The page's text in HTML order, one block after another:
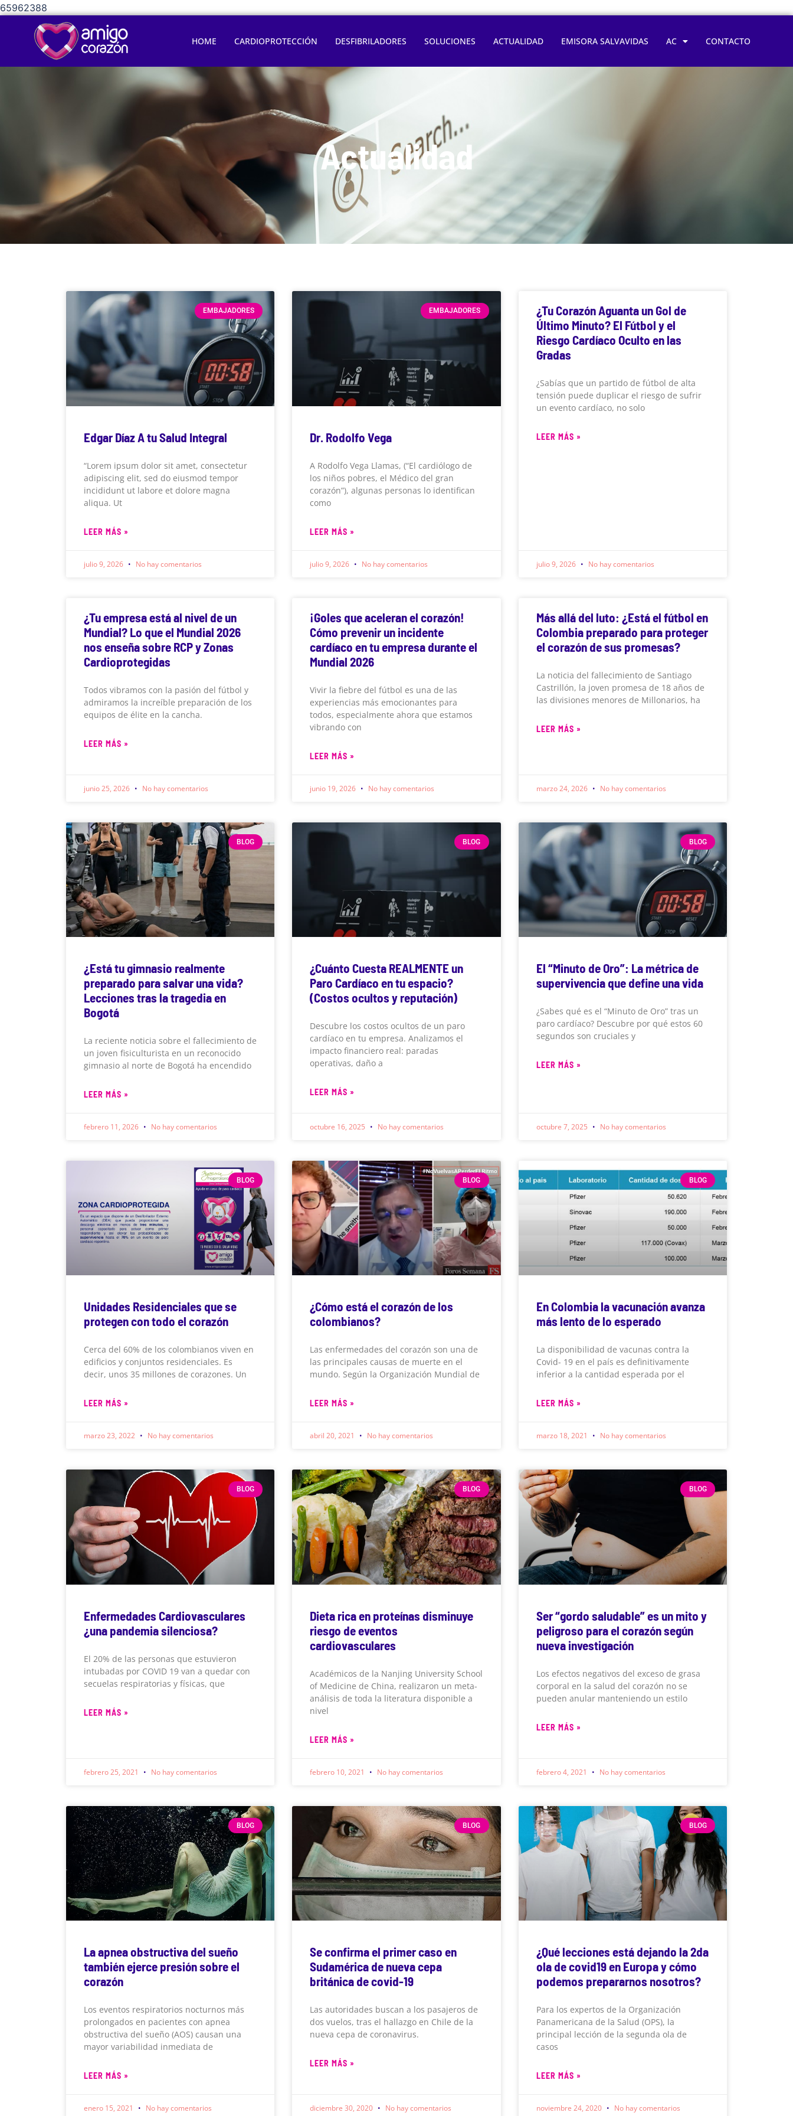
65962388
HOME CARDIOPROTECCIÓN DESFIBRILADORES SOLUCIONES ACTUALIDAD EMISORA SALVAVIDAS AC CONTACTO
Actualidad
EMBAJADORES
Edgar Díaz A tu Salud Integral
“Lorem ipsum dolor sit amet, consectetur
adipiscing elit, sed do eiusmod tempor
incididunt ut labore et dolore magna
aliqua. Ut
LEER MÁS »
julio 9, 2026 No hay comentarios
EMBAJADORES
Dr. Rodolfo Vega
A Rodolfo Vega Llamas, (“El cardiólogo de
los niños pobres, el Médico del gran
corazón”), algunas personas lo identifican
como
LEER MÁS »
julio 9, 2026 No hay comentarios
¿Tu Corazón Aguanta un Gol de
Último Minuto? El Fútbol y el
Riesgo Cardíaco Oculto en las
Gradas
¿Sabías que un partido de fútbol de alta
tensión puede duplicar el riesgo de sufrir
un evento cardíaco, no solo
LEER MÁS »
julio 9, 2026 No hay comentarios
¿Tu empresa está al nivel de un
Mundial? Lo que el Mundial 2026
nos enseña sobre RCP y Zonas
Cardioprotegidas
Todos vibramos con la pasión del fútbol y
admiramos la increíble preparación de los
equipos de élite en la cancha.
LEER MÁS »
junio 25, 2026 No hay comentarios
¡Goles que aceleran el corazón!
Cómo prevenir un incidente
cardíaco en tu empresa durante el
Mundial 2026
Vivir la fiebre del fútbol es una de las
experiencias más emocionantes para
todos, especialmente ahora que estamos
vibrando con
LEER MÁS »
junio 19, 2026 No hay comentarios
Más allá del luto: ¿Está el fútbol en
Colombia preparado para proteger
el corazón de sus promesas?
La noticia del fallecimiento de Santiago
Castrillón, la joven promesa de 18 años de
las divisiones menores de Millonarios, ha
LEER MÁS »
marzo 24, 2026 No hay comentarios
BLOG
¿Está tu gimnasio realmente
preparado para salvar una vida?
Lecciones tras la tragedia en
Bogotá
La reciente noticia sobre el fallecimiento de
un joven fisiculturista en un reconocido
gimnasio al norte de Bogotá ha encendido
LEER MÁS »
febrero 11, 2026 No hay comentarios
BLOG
¿Cuánto Cuesta REALMENTE un
Paro Cardíaco en tu espacio?
(Costos ocultos y reputación)
Descubre los costos ocultos de un paro
cardíaco en tu empresa. Analizamos el
impacto financiero real: paradas
operativas, daño a
LEER MÁS »
octubre 16, 2025 No hay comentarios
BLOG
El “Minuto de Oro”: La métrica de
supervivencia que define una vida
¿Sabes qué es el “Minuto de Oro” tras un
paro cardíaco? Descubre por qué estos 60
segundos son cruciales y
LEER MÁS »
octubre 7, 2025 No hay comentarios
BLOG
Unidades Residenciales que se
protegen con todo el corazón
Cerca del 60% de los colombianos viven en
edificios y conjuntos residenciales. Es
decir, unos 35 millones de corazones. Un
LEER MÁS »
marzo 23, 2022 No hay comentarios
BLOG
¿Cómo está el corazón de los
colombianos?
Las enfermedades del corazón son una de
las principales causas de muerte en el
mundo. Según la Organización Mundial de
LEER MÁS »
abril 20, 2021 No hay comentarios
BLOG
En Colombia la vacunación avanza
más lento de lo esperado
La disponibilidad de vacunas contra la
Covid- 19 en el país es definitivamente
inferior a la cantidad esperada por el
LEER MÁS »
marzo 18, 2021 No hay comentarios
BLOG
Enfermedades Cardiovasculares
¿una pandemia silenciosa?
El 20% de las personas que estuvieron
intubadas por COVID 19 van a quedar con
secuelas respiratorias y físicas, que
LEER MÁS »
febrero 25, 2021 No hay comentarios
BLOG
Dieta rica en proteínas disminuye
riesgo de eventos
cardiovasculares
Académicos de la Nanjing University School
of Medicine de China, realizaron un meta-
análisis de toda la literatura disponible a
nivel
LEER MÁS »
febrero 10, 2021 No hay comentarios
BLOG
Ser “gordo saludable” es un mito y
peligroso para el corazón según
nueva investigación
Los efectos negativos del exceso de grasa
corporal en la salud del corazón no se
pueden anular manteniendo un estilo
LEER MÁS »
febrero 4, 2021 No hay comentarios
BLOG
La apnea obstructiva del sueño
también ejerce presión sobre el
corazón
Los eventos respiratorios nocturnos más
prolongados en pacientes con apnea
obstructiva del sueño (AOS) causan una
mayor variabilidad inmediata de
LEER MÁS »
enero 15, 2021 No hay comentarios
BLOG
Se confirma el primer caso en
Sudamérica de nueva cepa
británica de covid-19
Las autoridades buscan a los pasajeros de
dos vuelos, tras el hallazgo en Chile de la
nueva cepa de coronavirus.
LEER MÁS »
diciembre 30, 2020 No hay comentarios
BLOG
¿Qué lecciones está dejando la 2da
ola de covid19 en Europa y cómo
podemos prepararnos nosotros?
Para los expertos de la Organización
Panamericana de la Salud (OPS), la
principal lección de la segunda ola de
casos
LEER MÁS »
noviembre 24, 2020 No hay comentarios